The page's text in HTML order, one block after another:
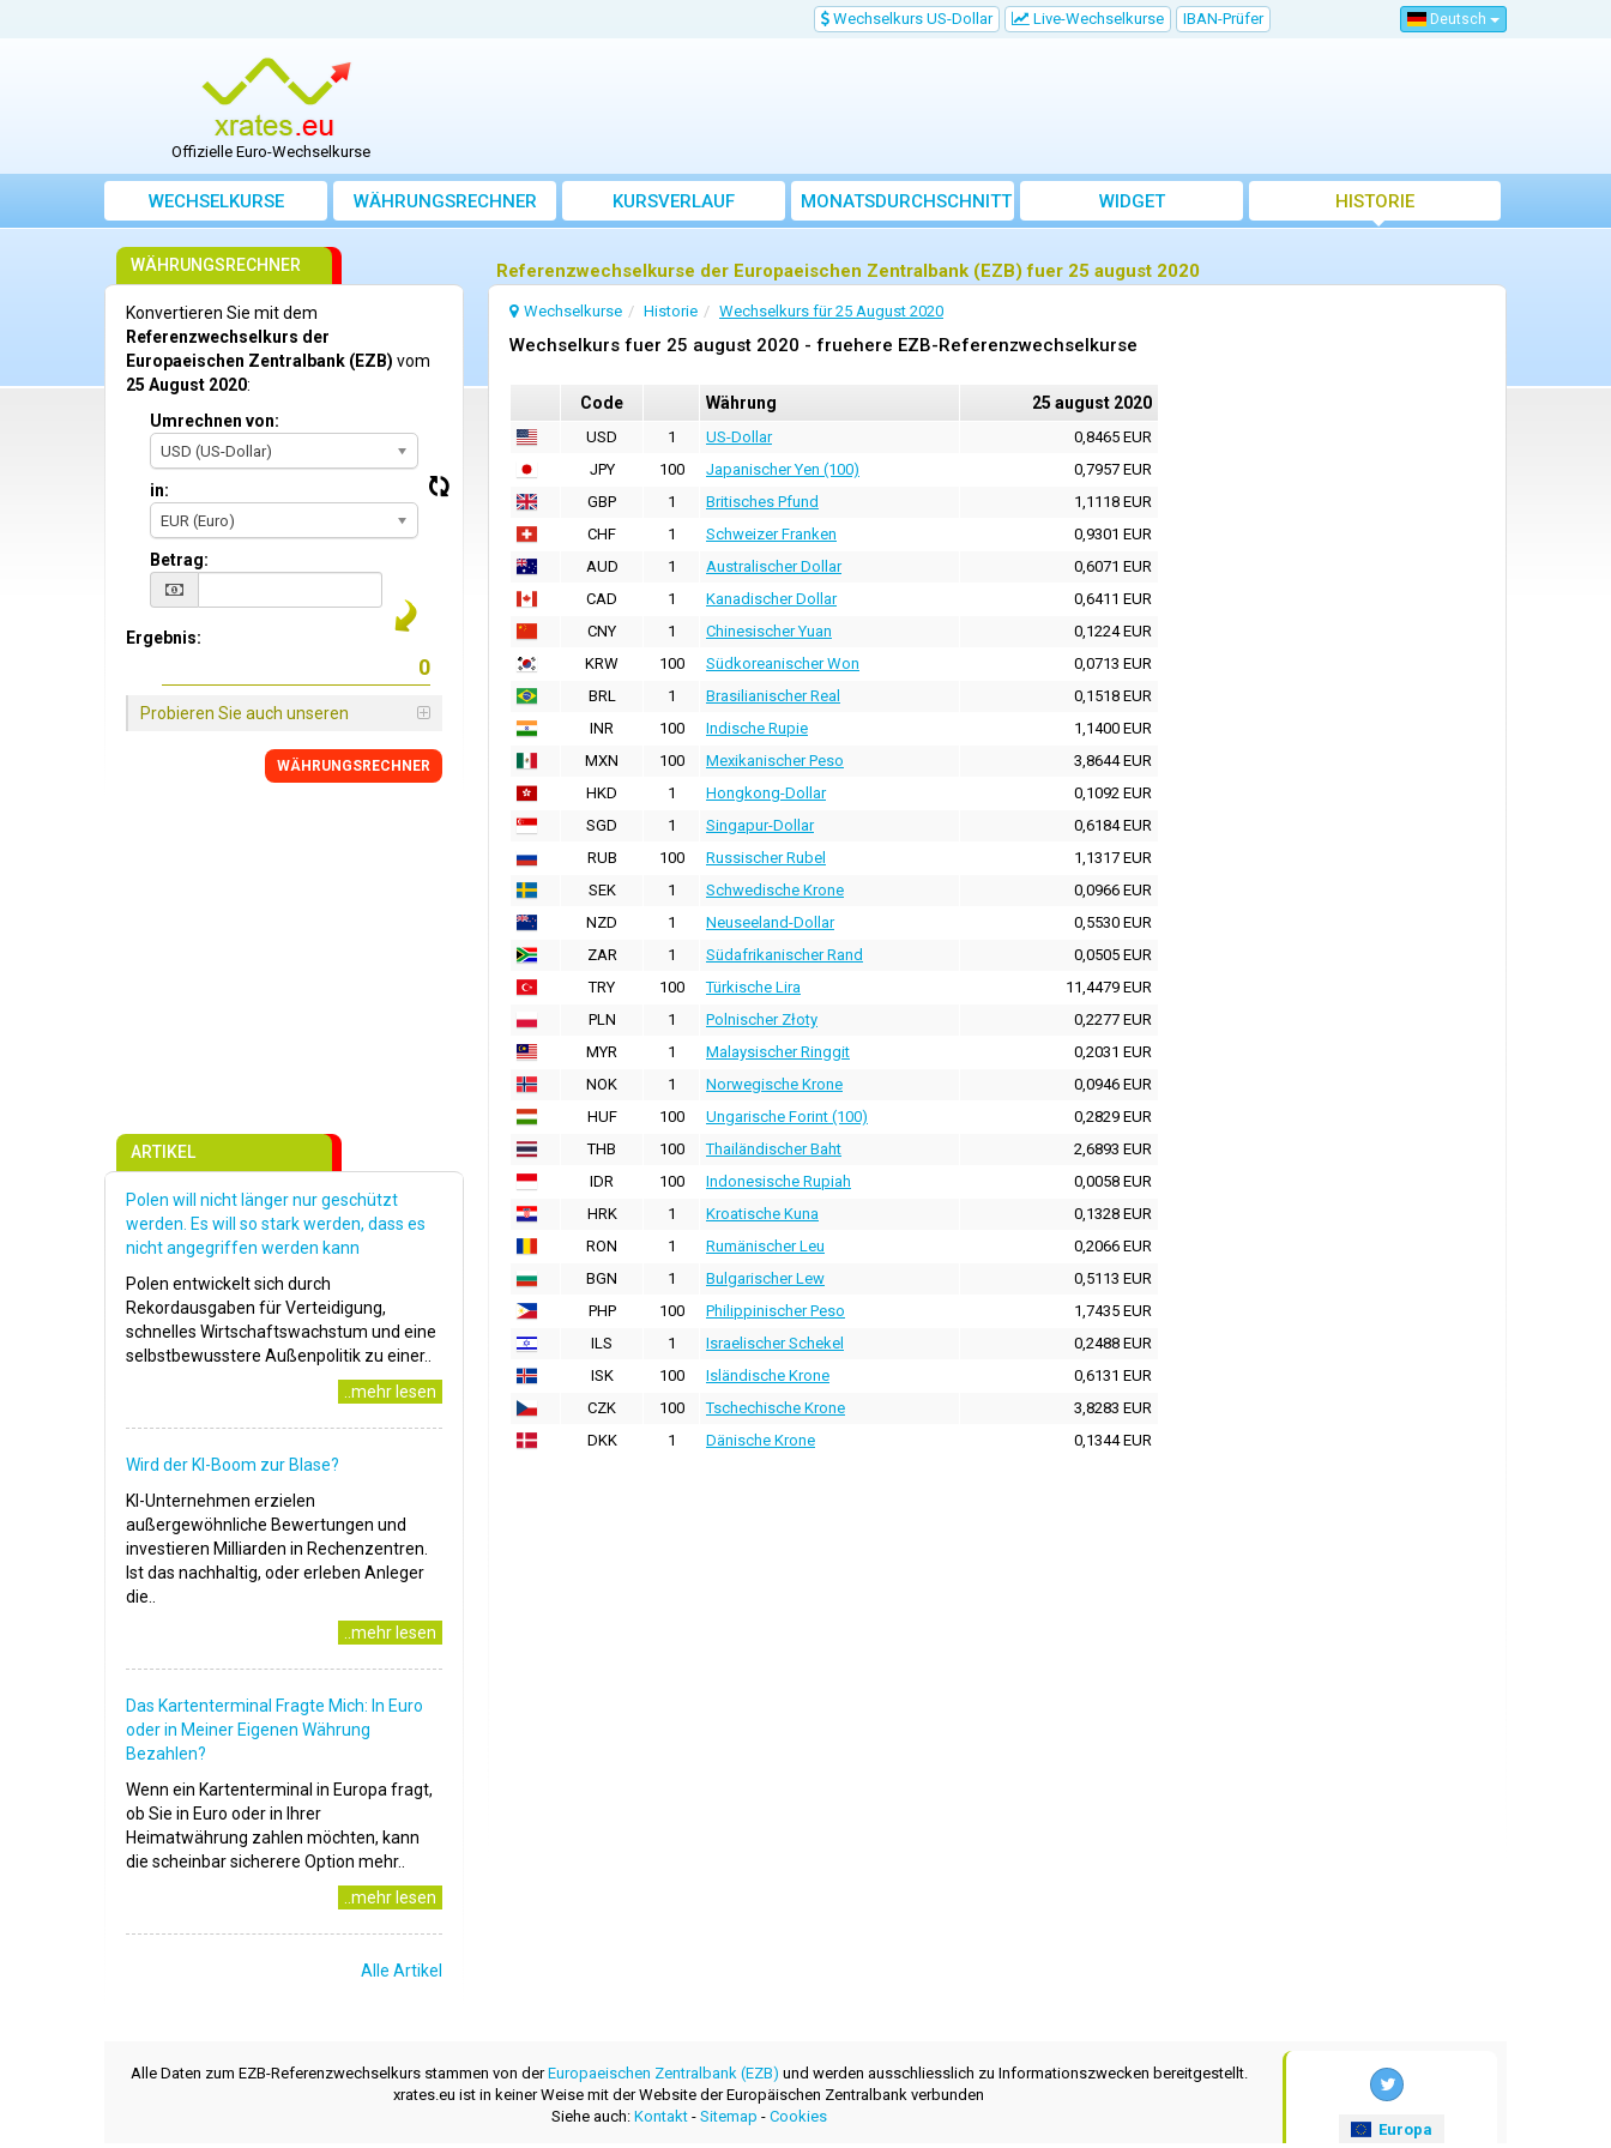
Wechselkurs US-Dollar Live-Wechselkurse IBAN-Prüfer Deutsch
Offizielle Euro-Wechselkurse
WECHSELKURSE WÄHRUNGSRECHNER KURSVERLAUF MONATSDURCHSCHNITT WIDGET HISTORIE
Referenzwechselkurse der Europaeischen Zentralbank (EZB) fuer 25 august 2020
Wechselkurse Historie Wechselkurs für 25 August 2020
Wechselkurs fuer 25 august 2020 - fruehere EZB-Referenzwechselkurse
Code Währung 25 august 2020
USD 1 US-Dollar
0,8465 EUR
JPY
100 Japanischer Yen (100)
0,7957 EUR
GBP
1 Britisches Pfund
1,1118 EUR
CHF
1 Schweizer Franken
0,9301 EUR
AUD
1 Australischer Dollar
0,6071 EUR
CAD
1 Kanadischer Dollar
0,6411 EUR
CNY
1 Chinesischer Yuan
0,1224 EUR
KRW
100 Südkoreanischer Won
0,0713 EUR
BRL
1 Brasilianischer Real
0,1518 EUR
INR
100 Indische Rupie
1,1400 EUR
MXN
100 Mexikanischer Peso
3,8644 EUR
HKD
1 Hongkong-Dollar
0,1092 EUR
SGD
1 Singapur-Dollar
0,6184 EUR
RUB
100 Russischer Rubel
1,1317 EUR
SEK
1 Schwedische Krone
0,0966 EUR
NZD
1 Neuseeland-Dollar
0,5530 EUR
ZAR
1 Südafrikanischer Rand
0,0505 EUR
TRY
100 Türkische Lira
11,4479 EUR
PLN
1 Polnischer Złoty
0,2277 EUR
MYR
1 Malaysischer Ringgit
0,2031 EUR
NOK
1 Norwegische Krone
0,0946 EUR
HUF
100 Ungarische Forint (100)
0,2829 EUR
THB
100 Thailändischer Baht
2,6893 EUR
IDR
100 Indonesische Rupiah
0,0058 EUR
HRK
1 Kroatische Kuna
0,1328 EUR
RON
1 Rumänischer Leu
0,2066 EUR
BGN
1 Bulgarischer Lew
0,5113 EUR
PHP
100 Philippinischer Peso
1,7435 EUR
ILS
1 Israelischer Schekel
0,2488 EUR
ISK
100 Isländische Krone
0,6131 EUR
CZK
100 Tschechische Krone
3,8283 EUR
DKK
1 Dänische Krone 0,1344 EUR
WÄHRUNGSRECHNER
Konvertieren Sie mit dem
Referenzwechselkurs der
Europaeischen Zentralbank (EZB) vom
25 August 2020:
Umrechnen von:
USD (US-Dollar)
in:
EUR (Euro)
Betrag:
Ergebnis:
Probieren Sie auch unseren
WÄHRUNGSRECHNER
ARTIKEL
Polen will nicht länger nur geschützt
werden. Es will so stark werden, dass es
nicht angegriffen werden kann
Polen entwickelt sich durch
Rekordausgaben für Verteidigung,
schnelles Wirtschaftswachstum und eine
selbstbewusstere Außenpolitik zu einer..
..mehr lesen
Wird der KI-Boom zur Blase?
KI-Unternehmen erzielen
außergewöhnliche Bewertungen und
investieren Milliarden in Rechenzentren.
Ist das nachhaltig, oder erleben Anleger
die..
..mehr lesen
Das Kartenterminal Fragte Mich: In Euro
oder in Meiner Eigenen Währung
Bezahlen?
Wenn ein Kartenterminal in Europa fragt,
ob Sie in Euro oder in Ihrer
Heimatwährung zahlen möchten, kann
die scheinbar sicherere Option mehr..
..mehr lesen
Alle Artikel
Alle Daten zum EZB-Referenzwechselkurs stammen von derEuropaeischen Zentralbank (EZB) und werden ausschliesslich zu Informationszwecken bereitgestellt.
xrates.eu ist in keiner Weise mit der Website der Europäischen Zentralbank verbunden
Siehe auch: Kontakt- Sitemap - Cookies
Europa